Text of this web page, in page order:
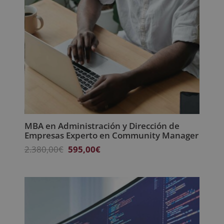
MBA en Administración y Dirección de
Empresas Experto en Community Manager
2.380,00€ El
595,00€El
595,00€.